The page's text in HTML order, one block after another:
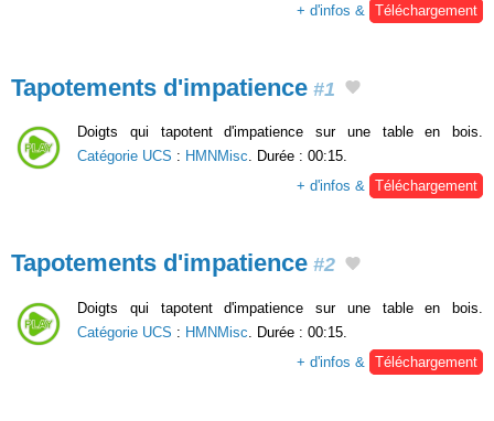
+ d'infos &
Téléchargement
Tapotements d'impatience #1
Doigts qui tapotent d'impatience sur une table en bois.
Catégorie UCS : HMNMisc. Durée : 00:15.
+ d'infos & Téléchargement
Tapotements d'impatience #2
Doigts qui tapotent d'impatience sur une table en bois.
Catégorie UCS : HMNMisc . Durée : 00:15.
+ d'infos &
Téléchargement